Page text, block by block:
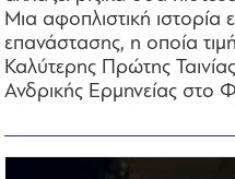
Μια αφοπλιστική ιστορία
επανάστασης, η οποία
Καλύτερης Πρώτης
Ανδρικής Ερμηνείας στο